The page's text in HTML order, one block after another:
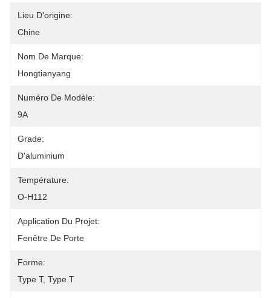
Lieu D'origine:
Chine
Nom De Marque:
Hongtianyang
Numéro De Modèle:
9A
Grade:
D'aluminium
Température:
O-H112
Application Du Projet:
Fenêtre De Porte
Forme:
Type T, Type T